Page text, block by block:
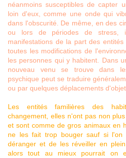
néanmoins susceptibles de capter
loin d'eux, comme une onde qui
dans l'obscurité. De même, en des
ou lors de périodes de stress,
manifestations de la part des
toutes les modifications de
les personnes qui y habitent. Dans
nouveau venu se trouve dans
psychique peut se traduire
ou par quelques déplacements
Les entités familières des
changement, elles n'ont pas non
et sont comme de gros animaux en
ne les fait trop bouger sauf si l'on
déranger et de les réveiller en
alors tout au mieux pourrait on